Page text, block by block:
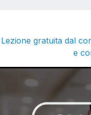
Lezione gratuita dal
e